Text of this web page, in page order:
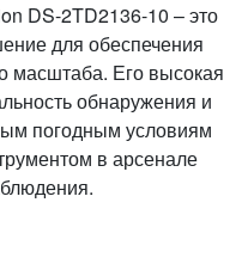
DS-2TD2136-10 – это
для обеспечения
масштаба. Его высокая
обнаружения и
погодным условиям
в арсенале